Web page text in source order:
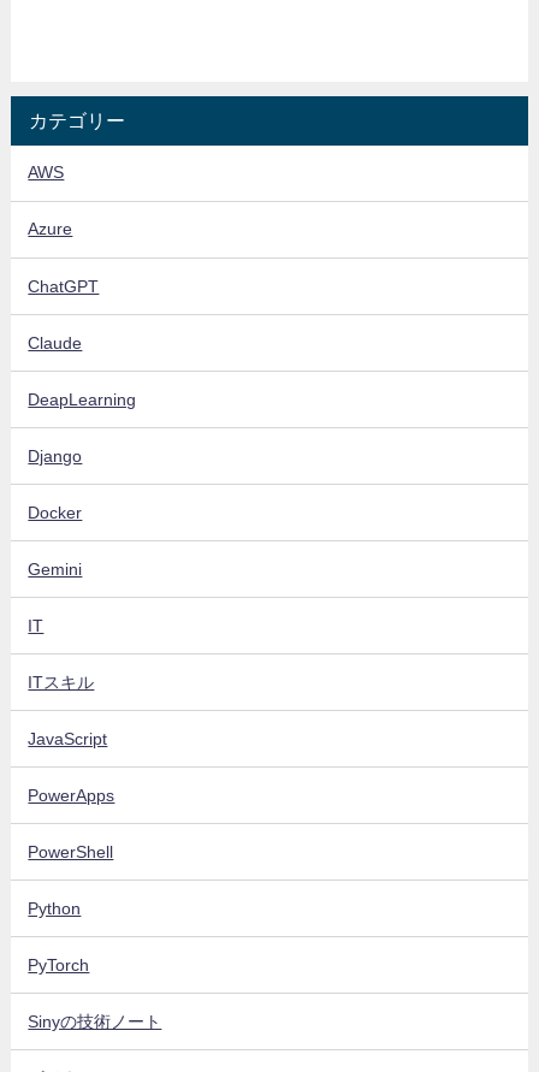
カテゴリー
AWS
Azure
ChatGPT
Claude
DeapLearning
Django
Docker
Gemini
IT
ITスキル
JavaScript
PowerApps
PowerShell
Python
PyTorch
Sinyの技術ノート